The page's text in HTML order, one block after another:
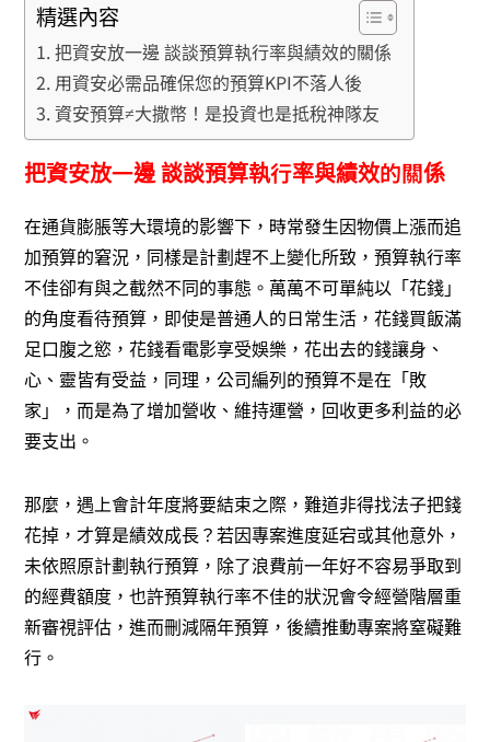
精選內容
把資安放一邊 談談預算執行率與績效的關係
用資安必需品確保您的預算KPI不落人後
資安預算≠大撒幣！是投資也是抵稅神隊友
把資安放一邊 談談預算執行率與績效的關係
在通貨膨脹等大環境的影響下，時常發生因物價上漲而追
加預算的窘況，同樣是計劃趕不上變化所致，預算執行率
不佳卻有與之截然不同的事態。萬萬不可單純以「花錢」
的角度看待預算，即使是普通人的日常生活，花錢買飯滿
足口腹之慾，花錢看電影享受娛樂，花出去的錢讓身、
心、靈皆有受益，同理，公司編列的預算不是在「敗
家」，而是為了增加營收、維持運營，回收更多利益的必
要支出。
那麼，遇上會計年度將要結束之際，難道非得找法子把錢
花掉，才算是績效成長？若因專案進度延宕或其他意外，
未依照原計劃執行預算，除了浪費前一年好不容易爭取到
的經費額度，也許預算執行率不佳的狀況會令經營階層重
新審視評估，進而刪減隔年預算，後續推動專案將窒礙難
行。